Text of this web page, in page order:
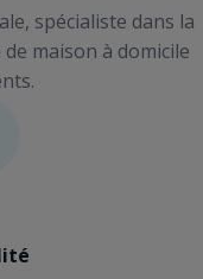
spécialiste dans la
maison à domicile